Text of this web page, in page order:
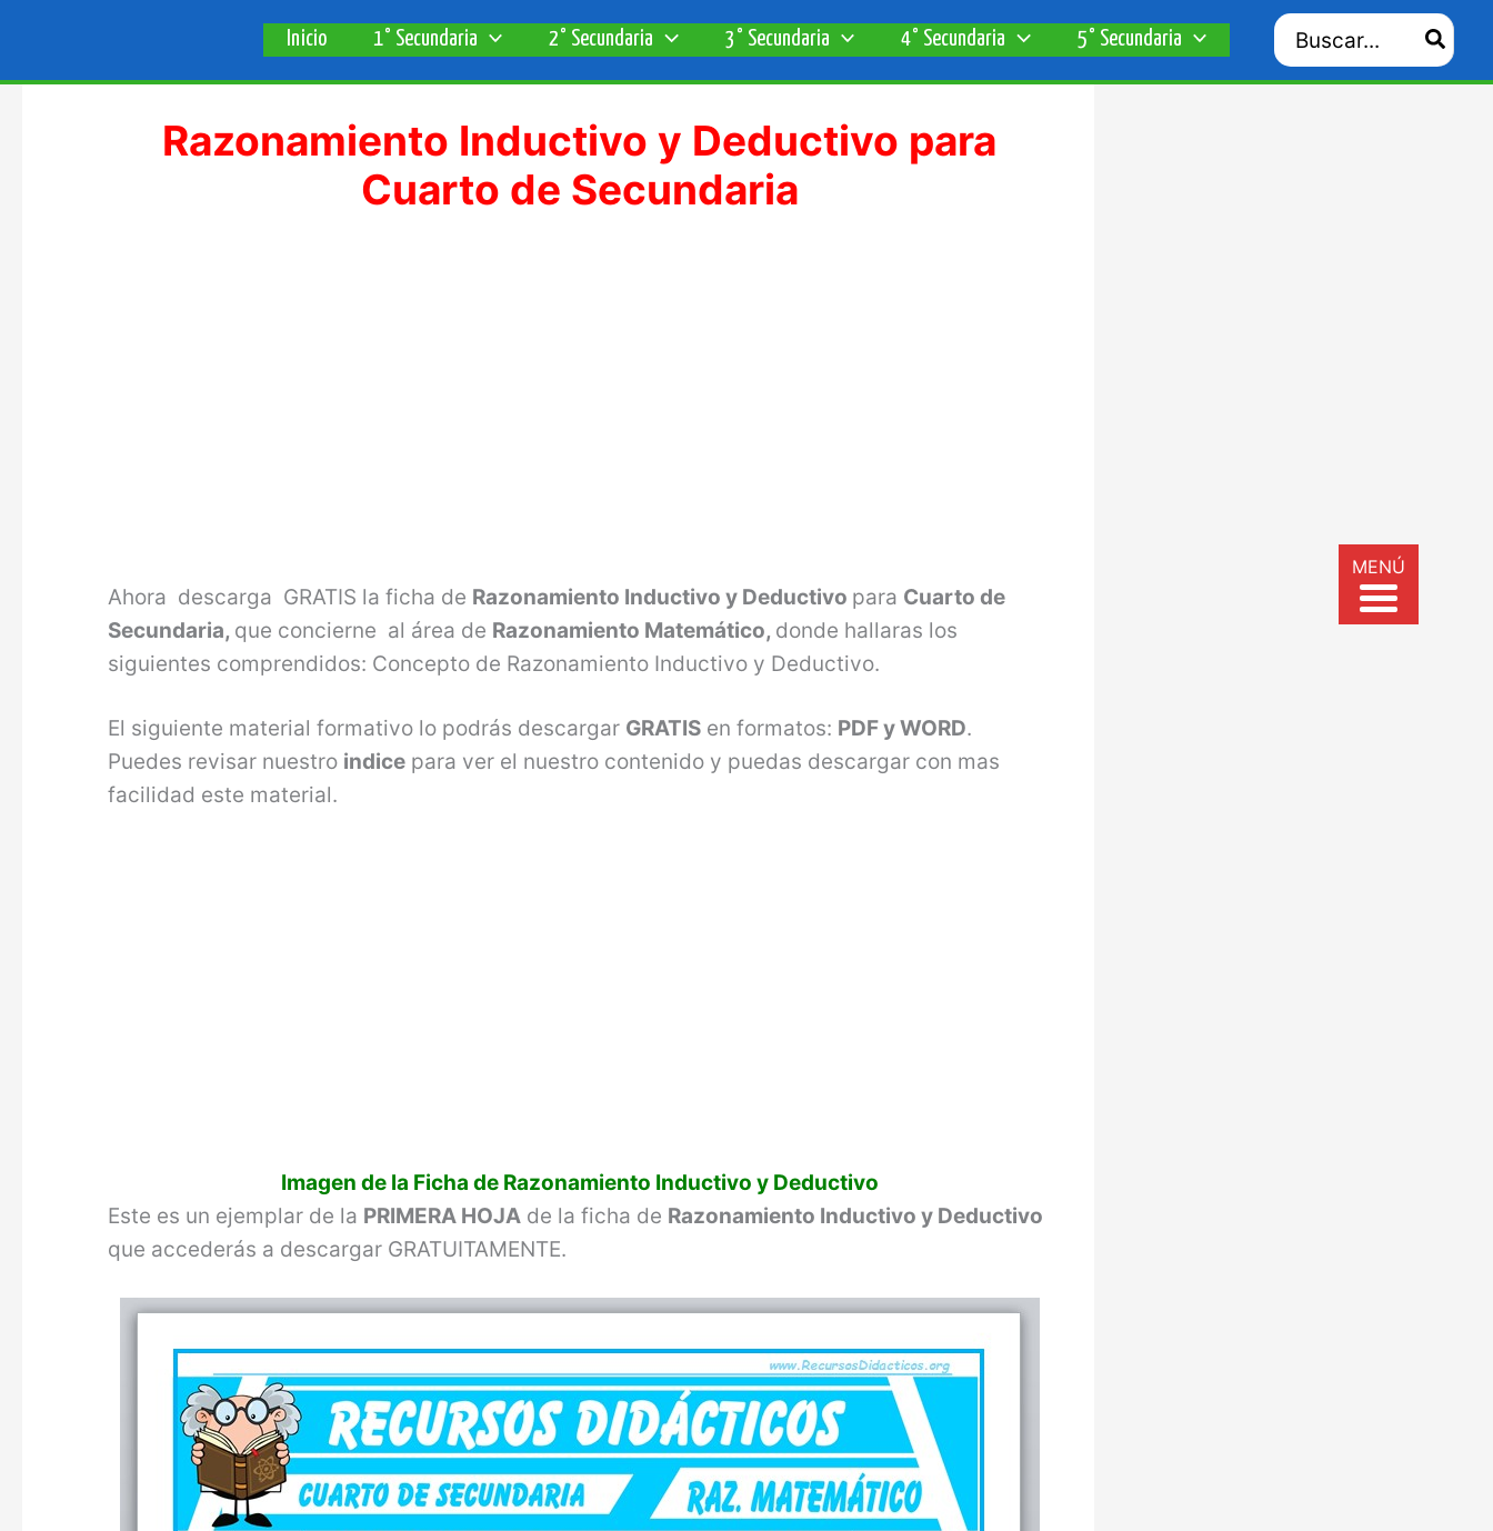
contenido
Inicio 1° Secundaria 2° Secundaria 3° Secundaria 4° Secundaria 5° Secundaria
Search
for:
Razonamiento Inductivo y Deductivo para
Cuarto de Secundaria
Ahora descarga GRATIS la ficha de Razonamiento Inductivo y Deductivo para Cuarto de
Secundaria, que concierne al área de Razonamiento Matemático, donde hallaras los
siguientes comprendidos: Concepto de Razonamiento Inductivo y Deductivo.
El siguiente material formativo lo podrás descargar GRATIS en formatos: PDF y WORD.
Puedes revisar nuestro indice para ver el nuestro contenido y puedas descargar con mas
facilidad este material.
Imagen de la Ficha de Razonamiento Inductivo y Deductivo
Este es un ejemplar de la PRIMERA HOJA de la ficha de Razonamiento Inductivo y Deductivo
que accederás a descargar GRATUITAMENTE.
MENÚ